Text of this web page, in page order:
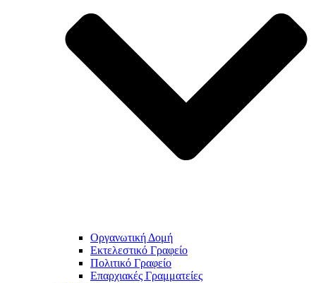
Οργανωτική Δομή
Εκτελεστικό Γραφείο
Πολιτικό Γραφείο
Επαρχιακές Γραμματείες